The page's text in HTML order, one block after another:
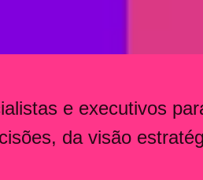
e executivos
da visão